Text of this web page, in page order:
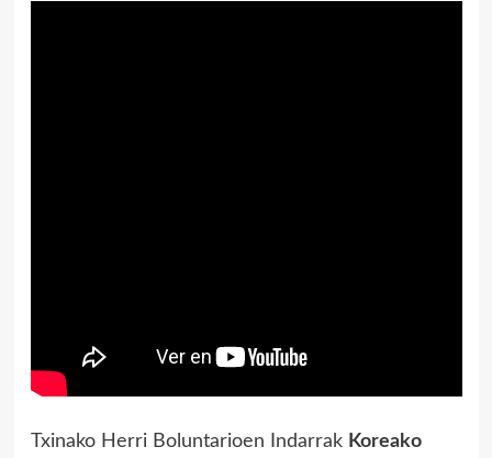
Txinako Herri Boluntarioen Indarrak Koreako